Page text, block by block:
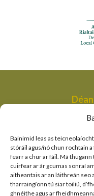
Bainimid leas as
stóráil agus/nó chun rochtain
fearr a chur ar fáil. Má
cuirfear ar ár gcumas sonraí
aitheantais ar an láithreán seo
tharraingíonn tú siar toiliú,
ghnéithe agus ar
Aonad
An Roinn